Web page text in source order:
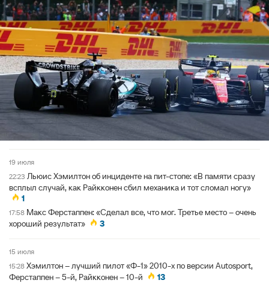
19 июля
22:23 Льюис Хэмилтон об инциденте на пит-стопе: «В памяти сразу
всплыл случай, как Райкконен сбил механика и тот сломал ногу»
1
17:58 Макс Ферстаппен: «Сделал все, что мог. Третье место – очень
хороший результат»
3
15 июля
15:28 Хэмилтон – лучший пилот «Ф-1» 2010-х по версии Autosport,
Ферстаппен – 5-й, Райкконен – 10-й
13